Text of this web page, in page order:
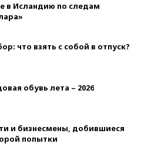
в Исландию по следам
что взять с собой в отпуск?
обувь лета – 2026
и бизнесмены, добившиеся
попытки